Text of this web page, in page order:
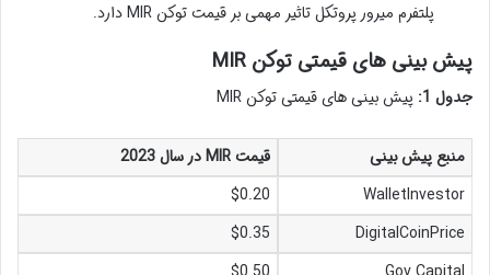
پلتفرم میرور پروتکل تاثیر مهمی بر قیمت توکن MIR دارد.
پیش بینی های قیمتی توکن MIR
جدول 1: پیش بینی های قیمتی توکن MIR
منبع پیش بینی
قیمت MIR در سال 2023
WalletInvestor
$0.20
DigitalCoinPrice
$0.35